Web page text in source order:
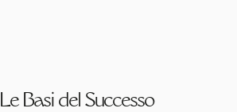
Le Basi del Successo